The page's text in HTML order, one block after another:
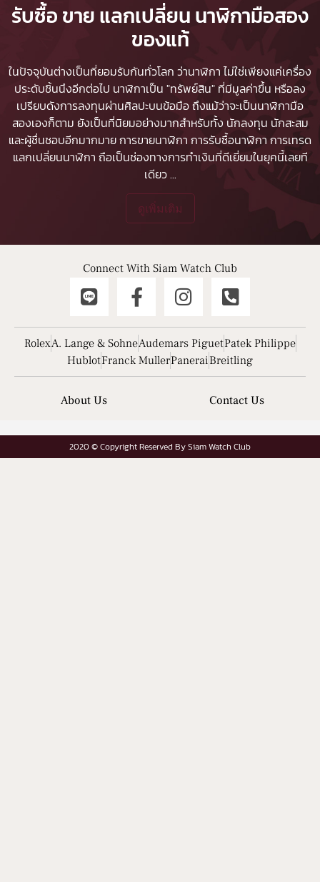
รับซื้อ ขาย แลกเปลี่ยน นาฬิกามือสอง
ของแท้
ในปัจจุบันต่างเป็นที่ยอมรับกันทั่วโลก ว่านาฬิกา ไม่ใช่เพียงแค่เครื่อง
ประดับชิ้นนึงอีกต่อไป นาฬิกาเป็น "ทรัพย์สิน" ที่มีมูลค่าขึ้น หรือลง
เปรียบดังการลงทุนผ่านศิลปะบนข้อมือ ถึงแม้ว่าจะเป็นนาฬิกามือ
สองเองก็ตาม ยังเป็นที่นิยมอย่างมากสำหรับทั้ง นักลงทุน นักสะสม
และผู้ชื่นชอบอีกมากมายการขายนาฬิกา การรับซื้อนาฬิกา การเทรด
แลกเปลี่ยนนาฬิกา ถือเป็นช่องทางการทำเงินที่ดีเยี่ยมในยุคนี้เลยที
เดียว...
ดูเพิ่มเติม
Connect With Siam Watch Club
RolexA. Lange & SohneAudemars PiguetPatek Philippe
HublotFranck MullerPaneraiBreitling
About Us Contact Us
2020 © Copyright Reserved By Siam Watch Club